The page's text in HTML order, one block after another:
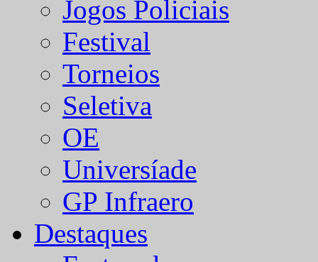
Jogos Policiais
Festival
Torneios
Seletiva
OE
Universíade
GP Infraero
Destaques